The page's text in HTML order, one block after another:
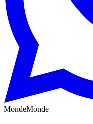
MondeMonde